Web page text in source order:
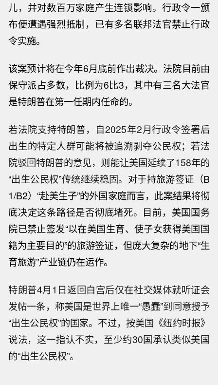
儿， 并对数百万家庭产生连锁影响。行政令一颁
布便遭遇强烈抵制，已有多名联邦法官禁止行政
令实施。
该案预计将在今年6月底前作出裁决。 法院目前由
保守派占多数，比例为6比3，其中有三名大法官
是特朗普在第一任期内任命的。
若法院支持特朗普，自2025年2月行政令签署后
出生的特定人群可能将被追溯剥夺公民权；若法
院驳回特朗普的意见，则能让美国延续了158年的
“出生公民权”传统继续稳固。 对于持旅游签证（B
1/B2）“赴美生子”的外国家庭而言，此案结果将彻
底决定这条路径是否彻底堵死。目前，美国国务
院已禁止签发“以在美国生育、使子女获得美国国
籍为主要目的”的旅游签证，但庞大复杂的地下“生
育旅游”产业链仍在运作。
特朗普4月1日返回白宫后仅在社交媒体就听证会
发帖一条，称美国是世界上唯一“愚蠢”到同意授予
“出生公民权”的国家。不过，按美国《纽约时报》
说法，这一指认不实，至少约30国承认类似美国
的“出生公民权”。